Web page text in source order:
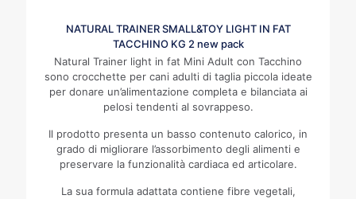
NATURAL TRAINER SMALL&TOY LIGHT IN FAT
TACCHINO KG 2 new pack
Natural Trainer light in fat Mini Adult con Tacchino
sono crocchette per cani adulti di taglia piccola ideate
per donare un’alimentazione completa e bilanciata ai
pelosi tendenti al sovrappeso.
Il prodotto presenta un basso contenuto calorico, in
grado di migliorare l’assorbimento degli alimenti e
preservare la funzionalità cardiaca ed articolare.
La sua formula adattata contiene fibre vegetali,